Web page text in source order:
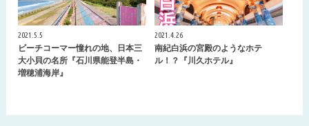
2021.5.5
ビーチコーマー憧れの地、日本三
大小貝の名所『石川県能登半島・
増穂浦海岸』
2021.4.26
南紀白浜の宮殿のようなホテ
ル！？『川久ホテル』